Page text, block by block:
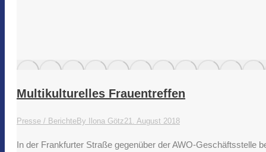
Multikulturelles Frauentreffen
Presse / BerichteBy Ilona Götz21. August 2018
In der Frankfurter Straße gegenüber der AWO-Geschäftsstelle